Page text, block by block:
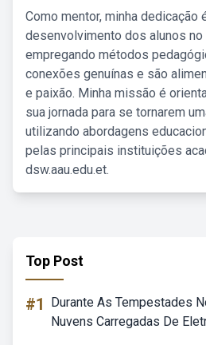
Como mentor, minha dedicação
desenvolvimento dos alunos
empregando métodos
conexões genuínas e são
e paixão. Minha missão é
sua jornada para se tornarem
utilizando abordagens
pelas principais instituições
dsw.aau.edu.et.
Top Post
#1
Durante As Tempestades
Nuvens Carregadas De